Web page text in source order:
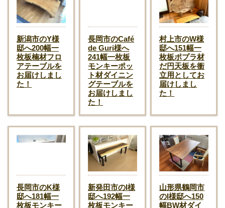
新潟市のY様
邸へ200幅一
枚板楠材フロ
アテーブルを
お届けしまし
た！
長岡市のCafé
de Guri様へ
241幅一枚板
モンキーポッ
ト材ダイニン
グテーブルを
お届けしまし
た！
村上市のW様
邸へ151幅一
枚板ポプラ材
だ円天板を衝
立用としてお
届けしまし
た！
長岡市のK様
邸へ181幅一
枚板モンキー
新発田市のI様
邸へ192幅一
枚板モンキー
山形県鶴岡市
のI様邸へ150
幅BW材ダイ